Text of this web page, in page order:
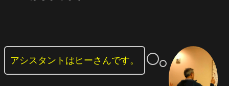
アシスタントはヒーさんです。